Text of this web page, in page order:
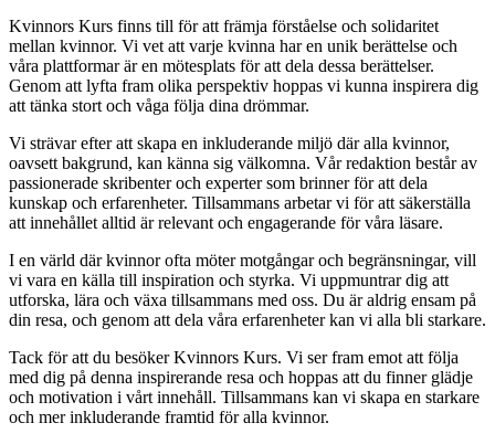
Kvinnors Kurs finns till för att främja förståelse och solidaritet
mellan kvinnor. Vi vet att varje kvinna har en unik berättelse och
våra plattformar är en mötesplats för att dela dessa berättelser.
Genom att lyfta fram olika perspektiv hoppas vi kunna inspirera dig
att tänka stort och våga följa dina drömmar.
Vi strävar efter att skapa en inkluderande miljö där alla kvinnor,
oavsett bakgrund, kan känna sig välkomna. Vår redaktion består av
passionerade skribenter och experter som brinner för att dela
kunskap och erfarenheter. Tillsammans arbetar vi för att säkerställa
att innehållet alltid är relevant och engagerande för våra läsare.
I en värld där kvinnor ofta möter motgångar och begränsningar, vill
vi vara en källa till inspiration och styrka. Vi uppmuntrar dig att
utforska, lära och växa tillsammans med oss. Du är aldrig ensam på
din resa, och genom att dela våra erfarenheter kan vi alla bli starkare.
Tack för att du besöker Kvinnors Kurs. Vi ser fram emot att följa
med dig på denna inspirerande resa och hoppas att du finner glädje
och motivation i vårt innehåll. Tillsammans kan vi skapa en starkare
och mer inkluderande framtid för alla kvinnor.